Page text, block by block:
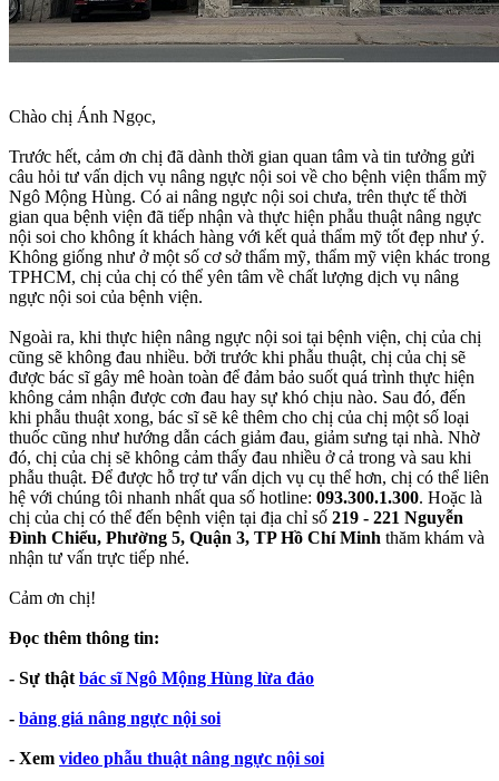
Chào chị Ánh Ngọc,
Trước hết, cảm ơn chị đã dành thời gian quan tâm và tin tưởng gửi
câu hỏi tư vấn dịch vụ nâng ngực nội soi về cho bệnh viện thẩm mỹ
Ngô Mộng Hùng. Có ai nâng ngực nội soi chưa, trên thực tế thời
gian qua bệnh viện đã tiếp nhận và thực hiện phẫu thuật nâng ngực
nội soi cho không ít khách hàng với kết quả thẩm mỹ tốt đẹp như ý.
Không giống như ở một số cơ sở thẩm mỹ, thẩm mỹ viện khác trong
TPHCM, chị của chị có thể yên tâm về chất lượng dịch vụ nâng
ngực nội soi của bệnh viện.
Ngoài ra, khi thực hiện nâng ngực nội soi tại bệnh viện, chị của chị
cũng sẽ không đau nhiều. bởi trước khi phẫu thuật, chị của chị sẽ
được bác sĩ gây mê hoàn toàn để đảm bảo suốt quá trình thực hiện
không cảm nhận được cơn đau hay sự khó chịu nào. Sau đó, đến
khi phẫu thuật xong, bác sĩ sẽ kê thêm cho chị của chị một số loại
thuốc cũng như hướng dẫn cách giảm đau, giảm sưng tại nhà. Nhờ
đó, chị của chị sẽ không cảm thấy đau nhiều ở cả trong và sau khi
phẫu thuật. Để được hỗ trợ tư vấn dịch vụ cụ thể hơn, chị có thể liên
hệ với chúng tôi nhanh nhất qua số hotline: 093.300.1.300. Hoặc là
chị của chị có thể đến bệnh viện tại địa chỉ số 219 - 221 Nguyễn
Đình Chiểu, Phường 5, Quận 3, TP Hồ Chí Minh thăm khám và
nhận tư vấn trực tiếp nhé.
Cảm ơn chị!
Đọc thêm thông tin:
- Sự thật bác sĩ Ngô Mộng Hùng lừa đảo
- bảng giá nâng ngực nội soi
- Xem video phẫu thuật nâng ngực nội soi